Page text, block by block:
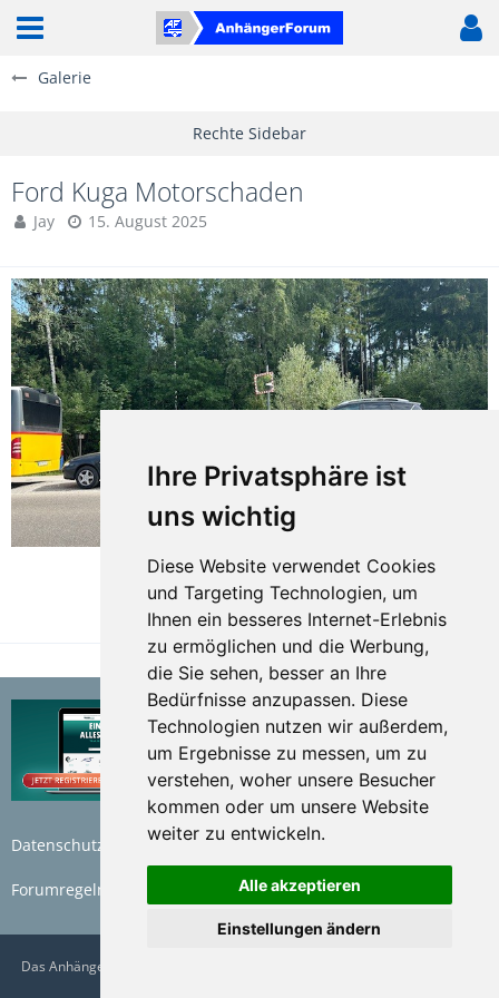
Ihre Privatsphäre ist
uns wichtig
Diese Website verwendet Cookies
und Targeting Technologien, um
Ihnen ein besseres Internet-Erlebnis
zu ermöglichen und die Werbung,
die Sie sehen, besser an Ihre
Bedürfnisse anzupassen. Diese
Technologien nutzen wir außerdem,
um Ergebnisse zu messen, um zu
verstehen, woher unsere Besucher
kommen oder um unsere Website
weiter zu entwickeln.
Alle akzeptieren
Einstellungen ändern
Galerie
Ford Kuga Motorschaden
Jay 15. August 2025
TEILEN
Datenschutzerklärung Nutzungsbedingungen
Forumregeln
Das AnhängerForum.de wird betrieben von der Bünte Marketplace GmbH